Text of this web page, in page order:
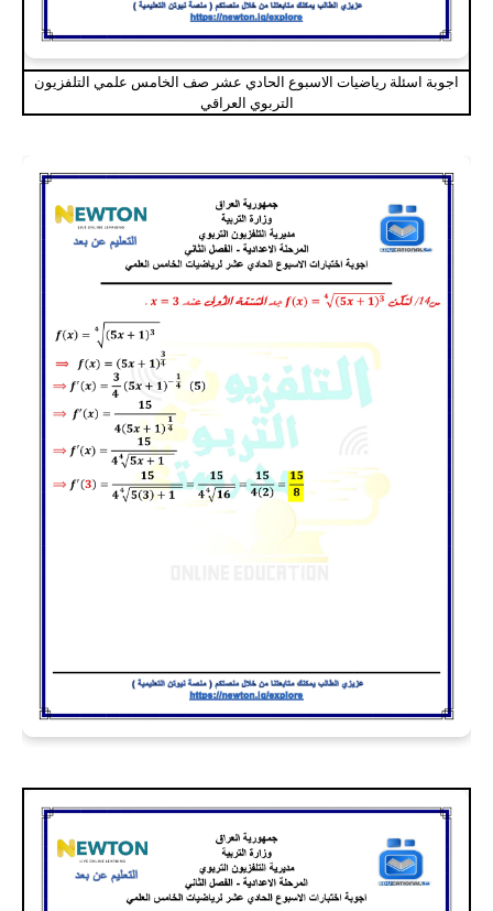
اجوبة اسئلة رياضيات الاسبوع الحادي عشر صف الخامس علمي التلفزيون
التربوي العراقي